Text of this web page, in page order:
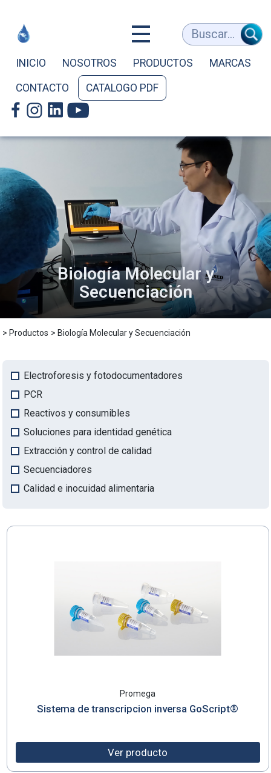
Equipos
Médicos
y
de
Laboratorio
-
MASED
Buscar...
INICIO NOSOTROS PRODUCTOS MARCAS
CONTACTO CATALOGO PDF
Biología Molecular y
Secuenciación
> Productos > Biología Molecular y Secuenciación
Electroforesis y fotodocumentadores
PCR
Reactivos y consumibles
Soluciones para identidad genética
Extracción y control de calidad
Secuenciadores
Calidad e inocuidad alimentaria
Promega
Sistema de transcripcion inversa GoScript®
Ver producto